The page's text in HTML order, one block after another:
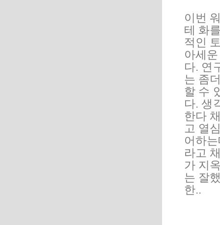
이번
테 화
적인
아세
다. 연
는 좀
할 수
다. 생
한다
고 열
어하
라고
가 지
는 잘
한..